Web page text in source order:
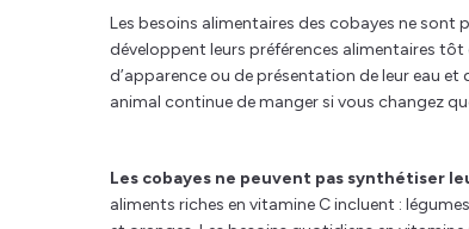
Les besoins alimentaires des cobayes ne sont
développent leurs préférences alimentaires tôt
d’apparence ou de présentation de leur eau
animal continue de manger si vous changez
Les cobayes ne peuvent pas synthétiser
aliments riches en vitamine C incluent :